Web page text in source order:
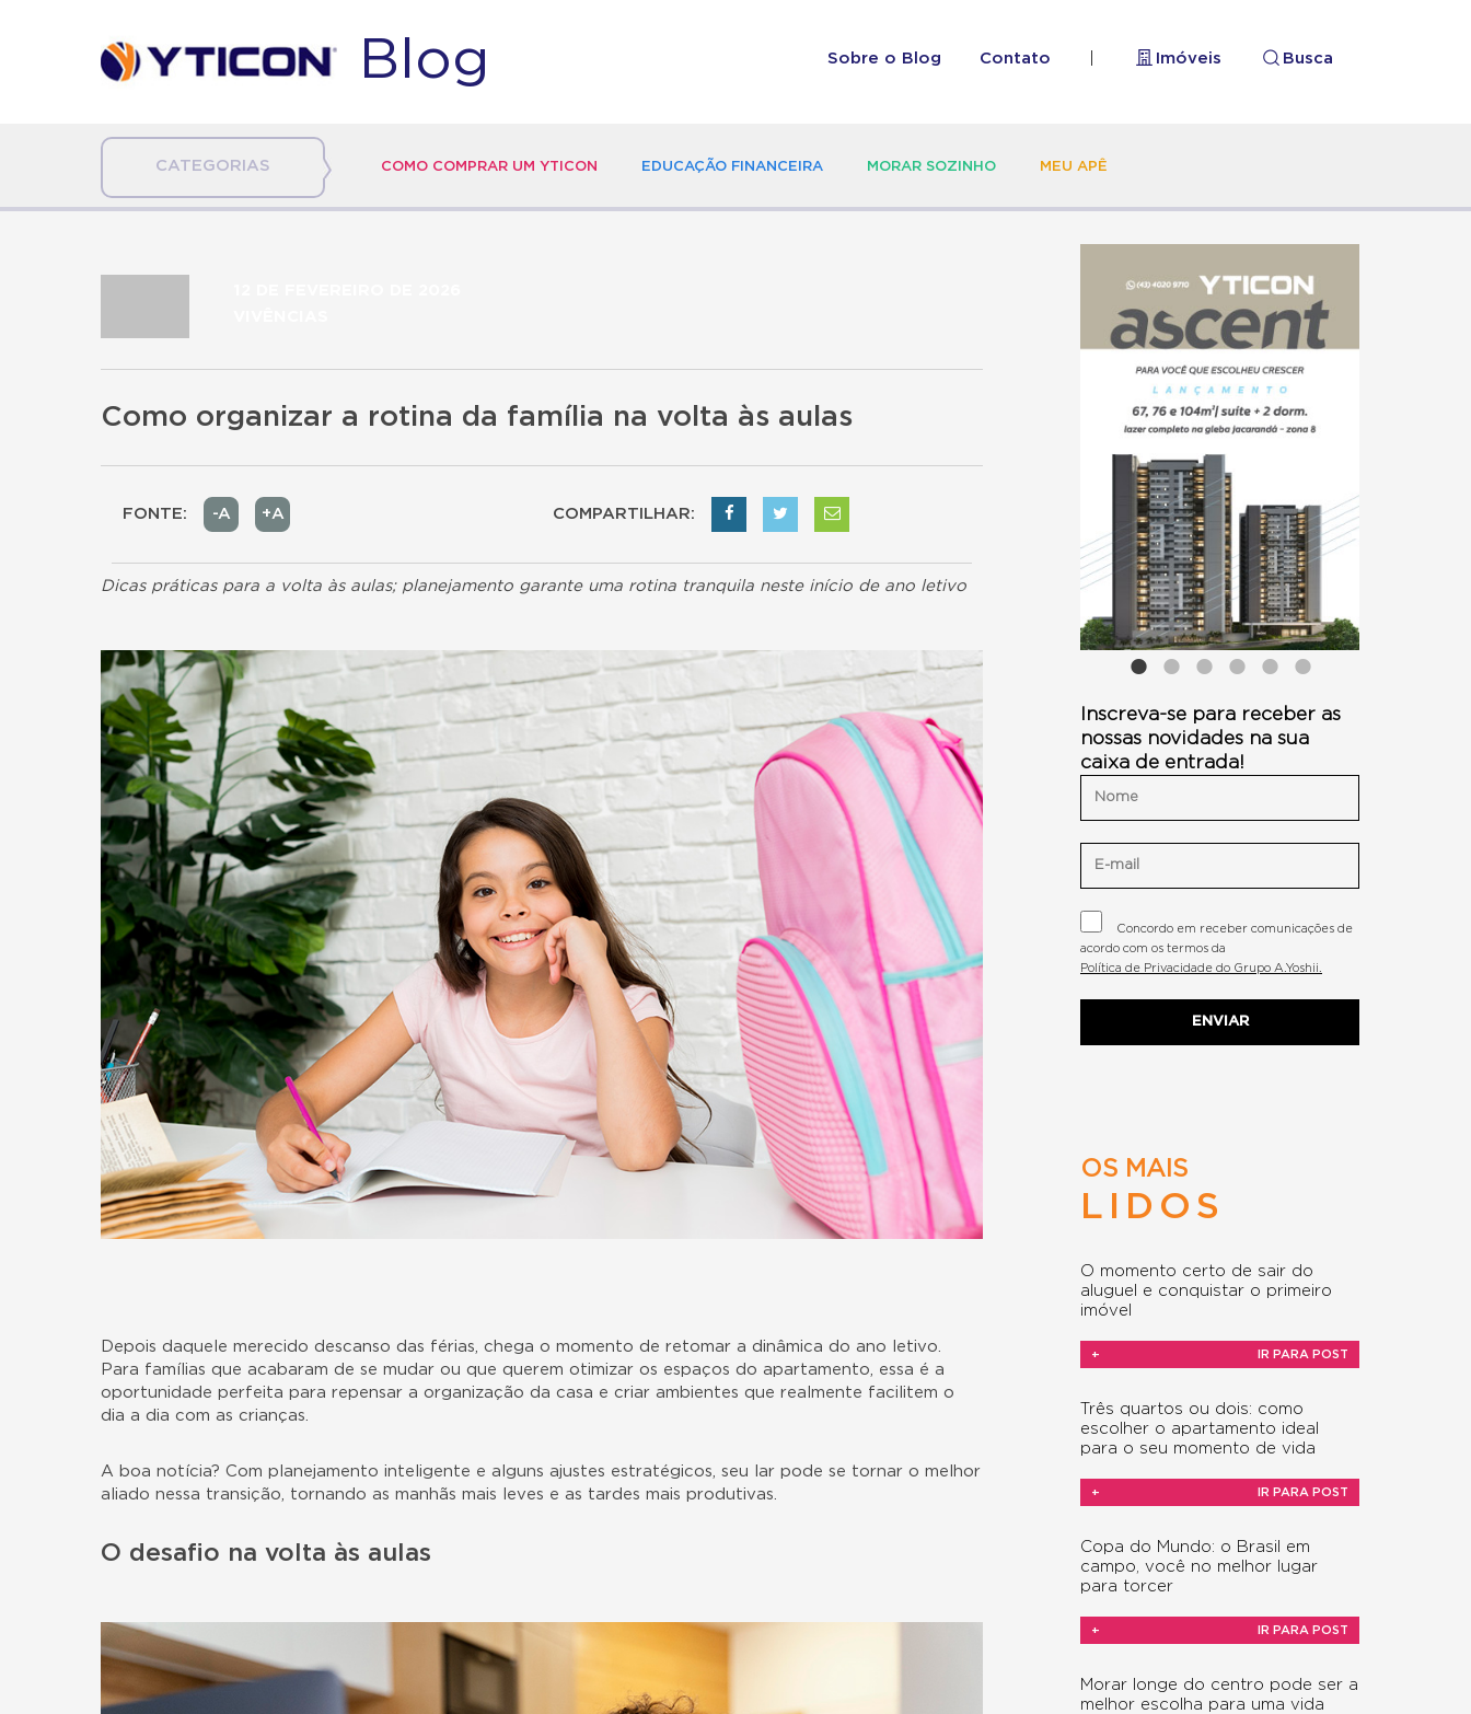
Blog Sobre o Blog Contato Imóveis Busca
CATEGORIAS COMO COMPRAR UM YTICON EDUCAÇÃO FINANCEIRA MORAR SOZINHO MEU APÊ
Como organizar a rotina da família na volta às aulas
FONTE: -A +A COMPARTILHAR:
Dicas práticas para a volta às aulas; planejamento garante uma rotina tranquila neste início de ano letivo
Depois daquele merecido descanso das férias, chega o momento de retomar a dinâmica do ano letivo.
Para famílias que acabaram de se mudar ou que querem otimizar os espaços do apartamento, essa é a
oportunidade perfeita para repensar a organização da casa e criar ambientes que realmente facilitem o
dia a dia com as crianças.
A boa notícia? Com planejamento inteligente e alguns ajustes estratégicos, seu lar pode se tornar o melhor
aliado nessa transição, tornando as manhãs mais leves e as tardes mais produtivas.
O desafio na volta às aulas
Inscreva-se para receber as
nossas novidades na sua
caixa de entrada!
Concordo em receber comunicações de
acordo com os termos da
Política de Privacidade do Grupo A.Yoshii.
OS MAIS
LIDOS
O momento certo de sair do
aluguel e conquistar o primeiro
imóvel
+ IR PARA POST
Três quartos ou dois: como
escolher o apartamento ideal
para o seu momento de vida
+ IR PARA POST
Copa do Mundo: o Brasil em
campo, você no melhor lugar
para torcer
+ IR PARA POST
Morar longe do centro pode ser a
melhor escolha para uma vida